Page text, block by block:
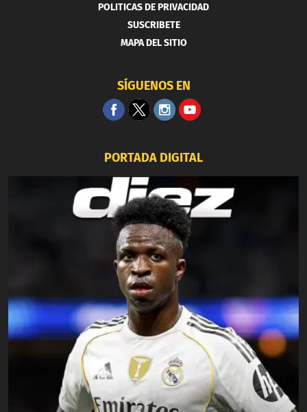
POLITICAS DE PRIVACIDAD
SUSCRIBETE
MAPA DEL SITIO
SÍGUENOS EN
PORTADA DIGITAL